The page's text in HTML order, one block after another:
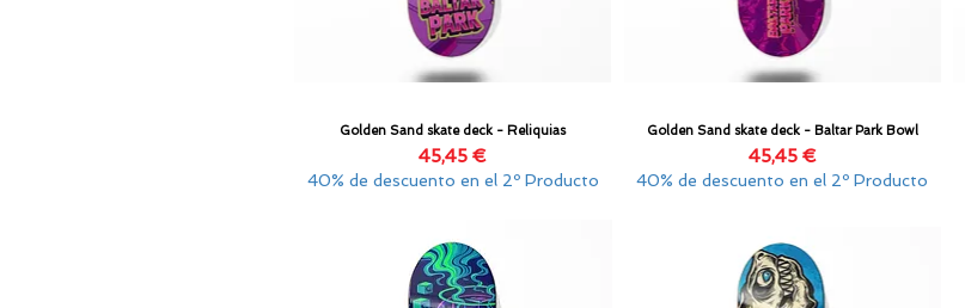
Vista rápida
Golden Sand skate deck - Reliquias
Precio
45,45 €
40% de descuento en el 2º Producto
Vista rápida
Golden Sand skate deck - Baltar Park Bowl
Precio
45,45 €
40% de descuento en el 2º Producto